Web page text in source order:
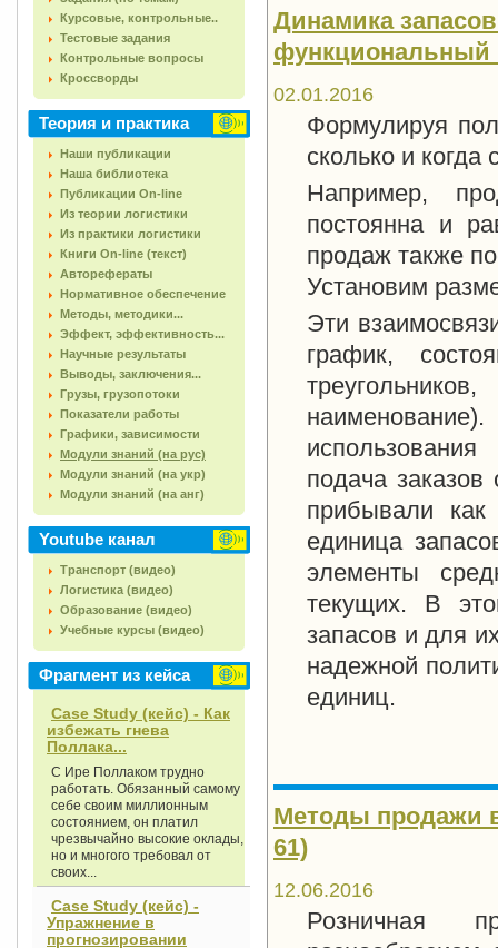
Курсовые, контрольные..
Тестовые задания
Контрольные вопросы
Кроссворды
Теория и практика
Наши публикации
Наша библиотека
Публикации On-line
Из теории логистики
Из практики логистики
Книги On-line (текст)
Авторефераты
Нормативное обеспечение
Методы, методики...
Эффект, эффективность...
Научные результаты
Выводы, заключения...
Грузы, грузопотоки
Показатели работы
Графики, зависимости
Модули знаний (на рус)
Модули знаний (на укр)
Модули знаний (на анг)
Youtube канал
Транспорт (видео)
Логистика (видео)
Образование (видео)
Учебные курсы (видео)
Фрагмент из кейса
Case Study (кейс) - Как
избежать гнева
Поллака...
С Ире Поллаком трудно
работать. Обязанный самому
себе своим миллионным
состоянием, он платил
чрезвычайно высокие оклады,
но и многого требовал от
своих...
Case Study (кейс) -
Упражнение в
прогнозировании
Динамика
функциональный
02.01.2016
Формулируя
сколько и когда
Например,
постоянна и
продаж также
Установим
Эти
график,
подача
прибывали
единица
элементы
текущих. В
запасов и для
надежной
единиц.
Методы продажи в
61)
12.06.2016
Розничная